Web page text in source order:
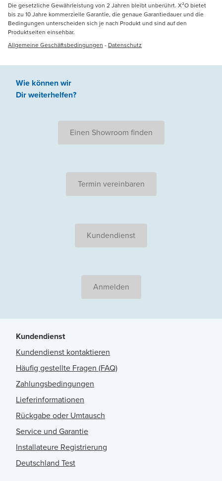
Die gesetzliche Gewährleistung von 2 Jahren bleibt unberührt. X²O bietet
bis zu 10 Jahre kommerzielle Garantie, die genaue Garantiedauer und die
Bedingungen unterscheiden sich je nach Produkt und sind auf den
Produktseiten einsehbar.
Allgemeine Geschäftsbedingungen - Datenschutz
Wie können wir
Dir weiterhelfen?
Einen Showroom finden
Termin vereinbaren
Kundendienst
Anmelden
Kundendienst
Kundendienst kontaktieren
Häufig gestellte Fragen (FAQ)
Zahlungsbedingungen
Lieferinformationen
Rückgabe oder Umtausch
Service und Garantie
Installateure Registrierung
Deutschland Test